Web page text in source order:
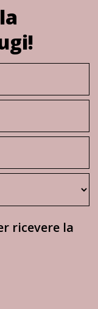
ricevere la